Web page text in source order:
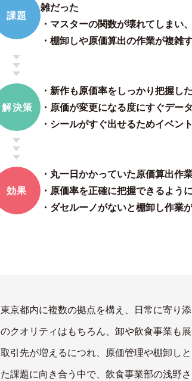
課題
雑だった
・マスターの関数が壊れてしまい
・棚卸しや原価算出の作業が複雑
解決策
・新作も原価率をしっかり把握し
・原価が変更になる度にすぐデー
・シールがすぐ出せるためイベン
効果
・丸一日かかっていた原価算出作
・原価率を正確に把握できるよう
・ダセルーノがないと棚卸し作業
東京都内に複数の拠点を構え、日常に寄り
のクオリティはもちろん、卸や飲食事業も
取引先が増えるにつれ、原価管理や棚卸し
た課題に向き合う中で、飲食事業部の浅野